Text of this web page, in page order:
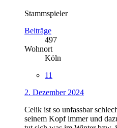
Stammspieler
Beiträge
497
Wohnort
Köln
11
2. Dezember 2024
Celik ist so unfassbar
seinem Kopf immer und